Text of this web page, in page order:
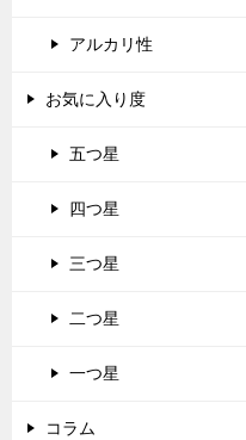
アルカリ性
お気に入り度
五つ星
四つ星
三つ星
二つ星
一つ星
コラム